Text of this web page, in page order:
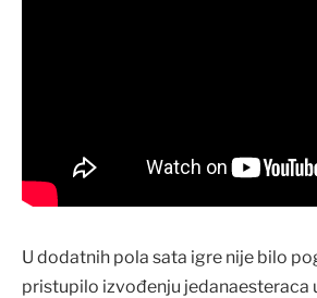
U dodatnih pola sata igre nije bilo
pristupilo izvođenju jedanaesteraca